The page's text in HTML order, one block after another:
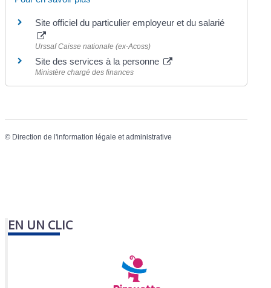
Site officiel du particulier employeur et du salarié
Urssaf Caisse nationale (ex-Acoss)
Site des services à la personne
Ministère chargé des finances
© Direction de l'information légale et administrative
EN UN CLIC